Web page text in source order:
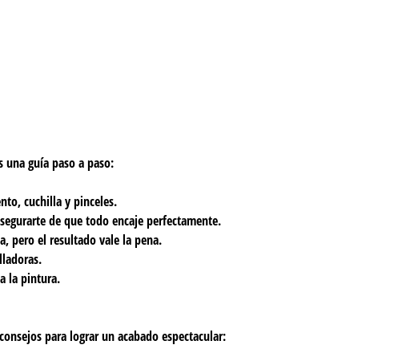
guía paso a paso:
cuchilla y pinceles.
de que todo encaje perfectamente.
pero el resultado vale la pena.
la pintura.
para lograr un acabado espectacular: